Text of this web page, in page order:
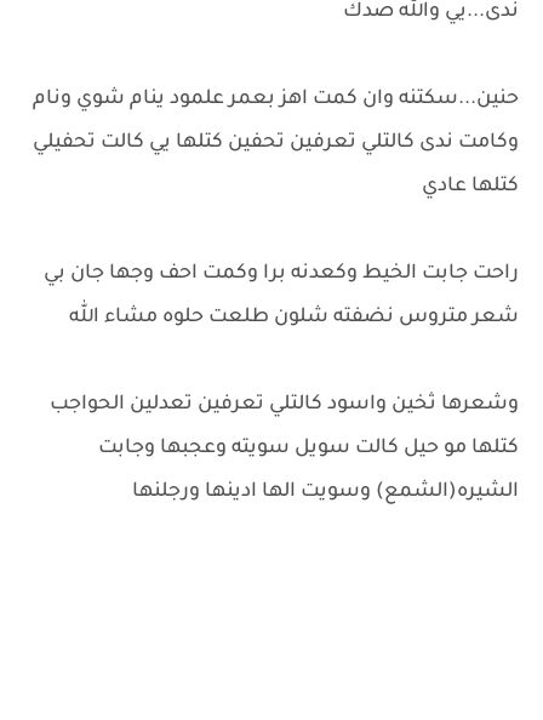
ندى...يي والله صدك
حنين...سكتنه وان كمت اهز بعمر علمود ينام شوي ونام
وكامت ندى كالتلي تعرفين تحفين كتلها يي كالت تحفيلي
كتلها عادي
راحت جابت الخيط وكعدنه برا وكمت احف وجها جان بي
شعر متروس نضفته شلون طلعت حلوه مشاء الله
وشعرها ثخين واسود كالتلي تعرفين تعدلين الحواجب
كتلها مو حيل كالت سويل سويته وعجبها وجابت
الشيره(الشمع) وسويت الها ادينها ورجلنها